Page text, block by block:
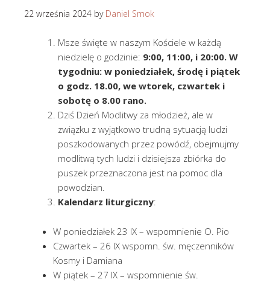
22 września 2024 by Daniel Smok
Msze święte w naszym Kościele w każdą
niedzielę o godzinie: 9:00, 11:00, i 20:00. W
tygodniu: w poniedziałek, środę i piątek
o godz. 18.00, we wtorek, czwartek i
sobotę o 8.00 rano.
Dziś Dzień Modlitwy za młodzież, ale w
związku z wyjątkowo trudną sytuacją ludzi
poszkodowanych przez powódź, obejmujmy
modlitwą tych ludzi i dzisiejsza zbiórka do
puszek przeznaczona jest na pomoc dla
powodzian.
Kalendarz liturgiczny:
W poniedziałek 23 IX – wspomnienie O. Pio
Czwartek – 26 IX wspomn. św. męczenników
Kosmy i Damiana
W piątek – 27 IX – wspomnienie św.